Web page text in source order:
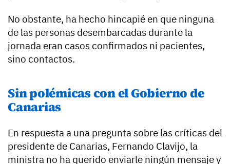
No obstante, ha hecho hincapié en que ninguna
de las personas desembarcadas durante la
jornada eran casos confirmados ni pacientes,
sino contactos.
Sin polémicas con el Gobierno de
Canarias
En respuesta a una pregunta sobre las críticas del
presidente de Canarias, Fernando Clavijo, la
ministra no ha querido enviarle ningún mensaje y